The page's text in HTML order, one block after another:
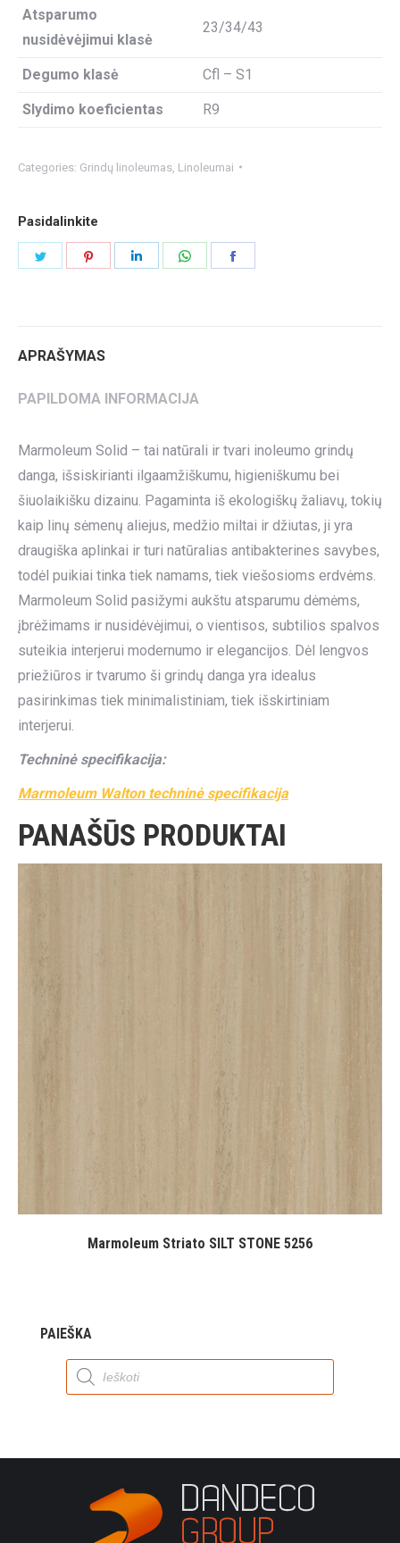
Atsparumo
nusidėvėjimui klasė
23/34/43
Degumo klasė Cfl – S1
Slydimo koeficientas R9
Categories: Grindų linoleumas Linoleumai
Pasidalinkite
APRAŠYMAS
PAPILDOMA INFORMACIJA
Marmoleum Solid – tai natūrali ir tvari inoleumo grindų
danga, išsiskirianti ilgaamžiškumu, higieniškumu bei
šiuolaikišku dizainu. Pagaminta iš ekologiškų žaliavų, tokių
kaip linų sėmenų aliejus, medžio miltai ir džiutas, ji yra
draugiška aplinkai ir turi natūralias antibakterines savybes,
todėl puikiai tinka tiek namams, tiek viešosioms erdvėms.
Marmoleum Solid pasižymi aukštu atsparumu dėmėms,
įbrėžimams ir nusidėvėjimui, o vientisos, subtilios spalvos
suteikia interjerui modernumo ir elegancijos. Dėl lengvos
priežiūros ir tvarumo ši grindų danga yra idealus
pasirinkimas tiek minimalistiniam, tiek išskirtiniam
interjerui.
Techninė specifikacija:
Marmoleum Walton techninė specifikacija
PANAŠŪS PRODUKTAI
Marmoleum Striato SILT STONE 5256
PAIEŠKA
Products
search